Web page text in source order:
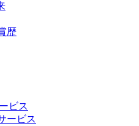
歴
ビス
ービス